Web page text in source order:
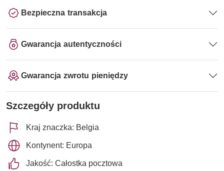
Bezpieczna transakcja
Gwarancja autentyczności
Gwarancja zwrotu pieniędzy
Szczegóły produktu
Kraj znaczka: Belgia
Kontynent: Europa
Jakość: Całostka pocztowa